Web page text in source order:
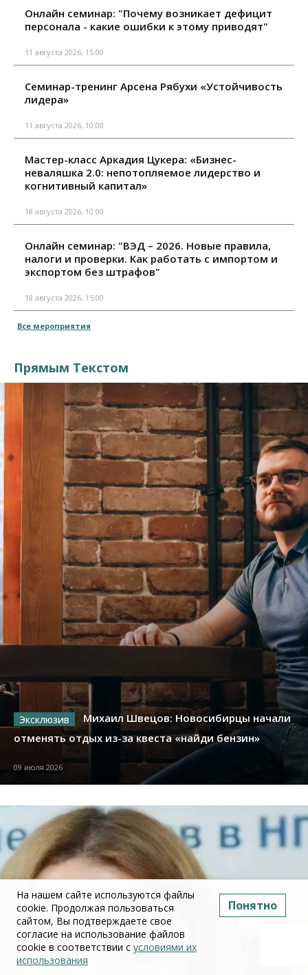
Онлайн семинар: "Почему возникает дефицит
персонала - какие ошибки к этому приводят"
11 августа 2026, 15:00
Семинар-тренинг Арсена Рябухи «Устойчивость
лидера»
11 августа 2026, 10:00
Мастер-класс Аркадия Цукера: «Бизнес-
неваляшка 2.0: непотопляемое лидерство и
когнитивный капитал»
18 августа 2026, 10:00
Онлайн семинар: "ВЭД – 2026. Новые правила,
налоги и проверки. Как работать с импортом и
экспортом без штрафов"
18 августа 2026, 15:00
Все мероприятия
Прямым Текстом
Михаил Швецов: Новосибирцы начали
отменять отдых из-за квеста «найди бензин»
09 июля 2026
На нашем сайте используются файлы
cookie. Продолжая пользоваться
сайтом, Вы подтверждаете свое
согласие на использование файлов
cookie в соответствии с условиями их
использования
Понятно